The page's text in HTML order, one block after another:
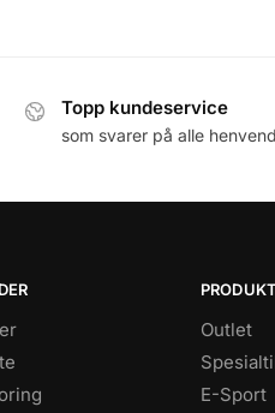
Topp kundeservice
som svarer på alle
Outlet
E-Sport